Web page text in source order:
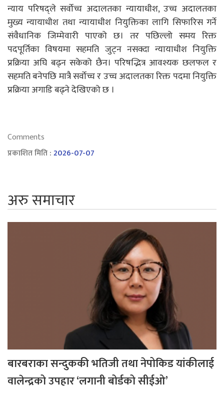
न्याय परिषद्ले सर्वोच्च अदालतका न्यायाधीश, उच्च अदालतका
मुख्य न्यायाधीश तथा न्यायाधीश नियुक्तिका लागि सिफारिस गर्ने
संवैधानिक जिम्मेवारी पाएको छ। तर पछिल्लो समय रिक्त
पदपूर्तिका विषयमा सहमति जुट्न नसक्दा न्यायाधीश नियुक्ति
प्रक्रिया अघि बढ्न सकेको छैन। परिषद्भित्र आवश्यक छलफल र
सहमति बनेपछि मात्रै सर्वोच्च र उच्च अदालतका रिक्त पदमा नियुक्ति
प्रक्रिया अगाडि बढ्ने देखिएको छ ।
Comments
प्रकाशित मिति :2026-07-07
अरु समाचार
बारबराका सन्दुककी भतिजी तथा नेपोकिड यांकीलाई
वालेन्द्रको उपहार ‘लगानी बोर्डको सीईओ’